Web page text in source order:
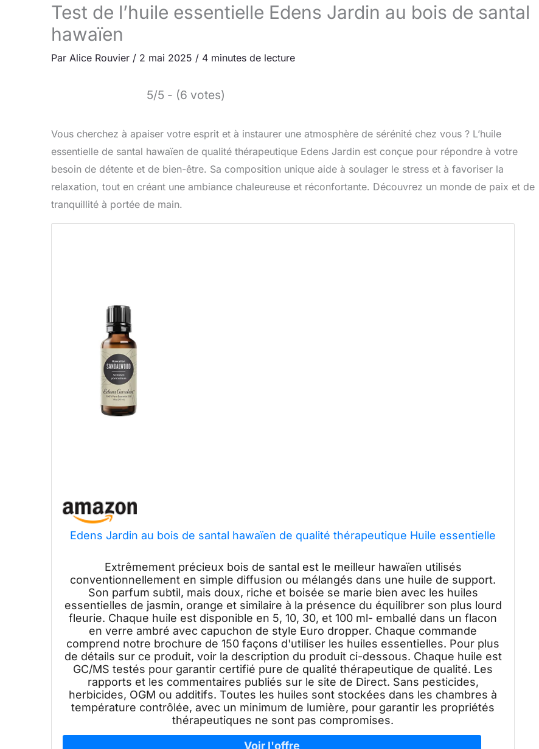
Test de l’huile essentielle Edens Jardin au bois de santal
hawaïen
Par Alice Rouvier / 2 mai 2025 / 4 minutes de lecture
5/5 - (6 votes)
Vous cherchez à apaiser votre esprit et à instaurer une atmosphère de sérénité chez vous ? L’huile
essentielle de santal hawaïen de qualité thérapeutique Edens Jardin est conçue pour répondre à votre
besoin de détente et de bien-être. Sa composition unique aide à soulager le stress et à favoriser la
relaxation, tout en créant une ambiance chaleureuse et réconfortante. Découvrez un monde de paix et de
tranquillité à portée de main.
Edens Jardin au bois de santal hawaïen de qualité thérapeutique Huile essentielle
Extrêmement précieux bois de santal est le meilleur hawaïen utilisés
conventionnellement en simple diffusion ou mélangés dans une huile de support.
Son parfum subtil, mais doux, riche et boisée se marie bien avec les huiles
essentielles de jasmin, orange et similaire à la présence du équilibrer son plus lourd
fleurie. Chaque huile est disponible en 5, 10, 30, et 100 ml- emballé dans un flacon
en verre ambré avec capuchon de style Euro dropper. Chaque commande
comprend notre brochure de 150 façons d'utiliser les huiles essentielles. Pour plus
de détails sur ce produit, voir la description du produit ci-dessous. Chaque huile est
GC/MS testés pour garantir certifié pure de qualité thérapeutique de qualité. Les
rapports et les commentaires publiés sur le site de Direct. Sans pesticides,
herbicides, OGM ou additifs. Toutes les huiles sont stockées dans les chambres à
température contrôlée, avec un minimum de lumière, pour garantir les propriétés
thérapeutiques ne sont pas compromises.